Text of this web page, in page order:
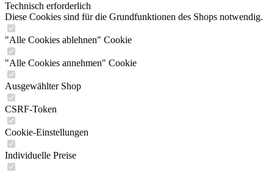
Technisch erforderlich
Diese Cookies sind für die Grundfunktionen des Shops notwendig.
"Alle Cookies ablehnen" Cookie
"Alle Cookies annehmen" Cookie
Ausgewählter Shop
CSRF-Token
Cookie-Einstellungen
Individuelle Preise